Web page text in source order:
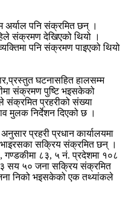
पनि संक्रमित छन् ।
संक्रमण देखिएको थियो ।
पनि संक्रमण पाइएको थियो
घटनासहित हालसम्म
संक्रमण पुष्टि भइसकेको
संक्रमित प्रहरीको संख्या
मुलक निर्देशन दिएको छ ।
प्रहरी प्रधान कार्यालयमा
भाइरसका सक्रिय संक्रमित छन् ।
गण्डकीमा ८३, ५ नं. प्रदेशमा १०८
३ सय ५० जना सक्रिय संक्रमित
निको भइसकेको एक तथ्यांकले